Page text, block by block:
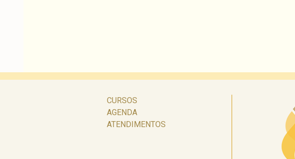
CURSOS
AGENDA
ATENDIMENTOS